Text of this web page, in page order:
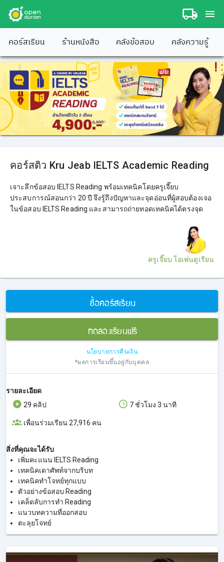
คอร์สเรียน ร้านหนังสือ คลังข้อสอบ คลังความรู้
คอร์สติว Kru Jeab IELTS Academic Reading
เจาะลึกข้อสอบ IELTS Reading พร้อมเทคนิคโดยครูเจี๊ยบ
ประสบการณ์สอนกว่า 20 ปี จึงรู้ถึงปัญหาและจุดอ่อนที่ผู้สอบต้องเจอ
ในข้อสอบ IELTS Reading และสามารถถ่ายทอดเทคนิคได้ตรงจุด
ครูเจี๊ยบ โอเพ่นดูเรียน
ซื้อคอร์สเรียน
ทดลองเรียนฟรี
นโยบายการคืนเงิน
*ผลการเรียนขึ้นอยู่กับบุคคล
รายละเอียด
29 คลิป
7 ชั่วโมง 3 นาที
เพื่อนร่วมเรียน 27,916 คน
สิ่งที่คุณจะได้รับ
เพิ่มคะแนน IELTS Reading
เทคนิคเดาศัพท์จากบริบท
เทคนิคทำโจทย์ทุกแบบ
ตัวอย่างข้อสอบ Reading
เคล็ดลับการทำ Reading
แนวบทความที่ออกสอบ
ตะลุยโจทย์